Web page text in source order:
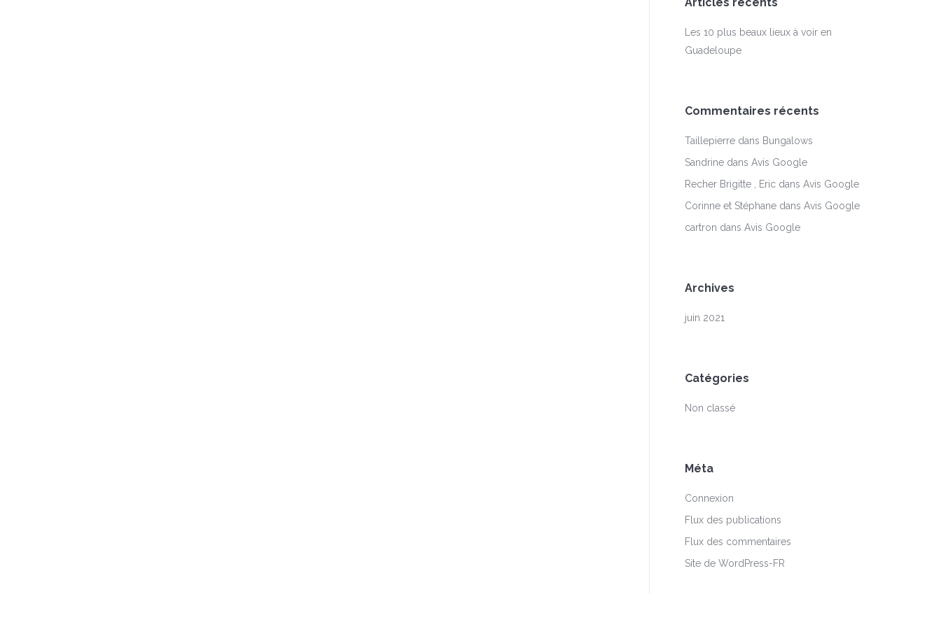
Les 10 plus beaux lieux à voir en
Guadeloupe
Commentaires récents
Taillepierre dans Bungalows
Sandrine dans Avis Google
Recher Brigitte , Eric dans Avis Google
Corinne et Stéphane dans Avis Google
cartron dans Avis Google
Archives
juin 2021
Catégories
Non classé
Méta
Connexion
Flux des publications
Flux des commentaires
Site de WordPress-FR